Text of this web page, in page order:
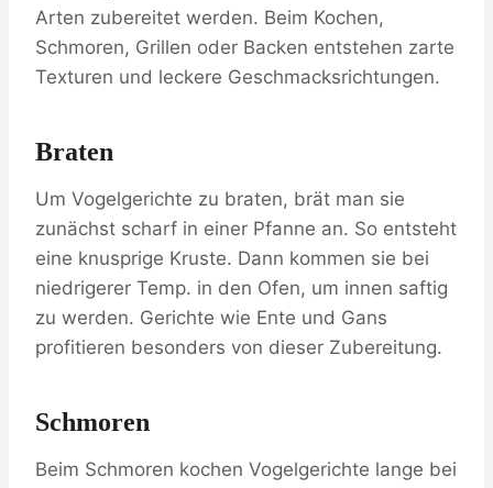
Arten zubereitet werden. Beim Kochen,
Schmoren, Grillen oder Backen entstehen zarte
Texturen und leckere Geschmacksrichtungen.
Braten
Um Vogelgerichte zu braten, brät man sie
zunächst scharf in einer Pfanne an. So entsteht
eine knusprige Kruste. Dann kommen sie bei
niedrigerer Temp. in den Ofen, um innen saftig
zu werden. Gerichte wie Ente und Gans
profitieren besonders von dieser Zubereitung.
Schmoren
Beim Schmoren kochen Vogelgerichte lange bei